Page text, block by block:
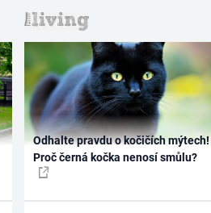
Odhalte pravdu o kočičích mýtech!
Proč černá kočka nenosí smůlu?